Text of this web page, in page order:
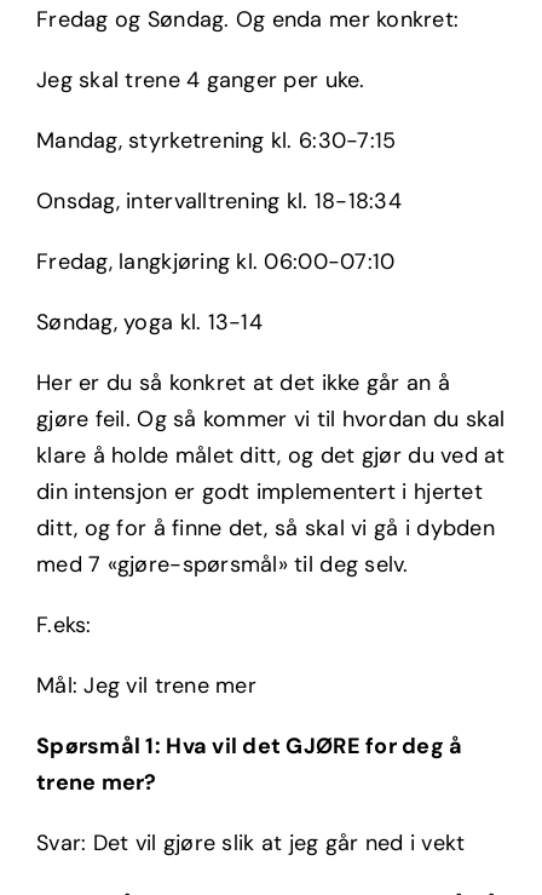
Fredag og Søndag. Og enda mer konkret:
Jeg skal trene 4 ganger per uke.
Mandag, styrketrening kl. 6:30-7:15
Onsdag, intervalltrening kl. 18-18:34
Fredag, langkjøring kl. 06:00-07:10
Søndag, yoga kl. 13-14
Her er du så konkret at det ikke går an å
gjøre feil. Og så kommer vi til hvordan du skal
klare å holde målet ditt, og det gjør du ved at
din intensjon er godt implementert i hjertet
ditt, og for å finne det, så skal vi gå i dybden
med 7 «gjøre-spørsmål» til deg selv.
F.eks:
Mål: Jeg vil trene mer
Spørsmål 1: Hva vil det GJØRE for deg å
trene mer?
Svar: Det vil gjøre slik at jeg går ned i vekt